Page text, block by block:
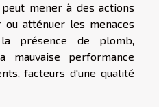
mener à des actions
atténuer les menaces
présence de plomb,
mauvaise performance
facteurs d'une qualité